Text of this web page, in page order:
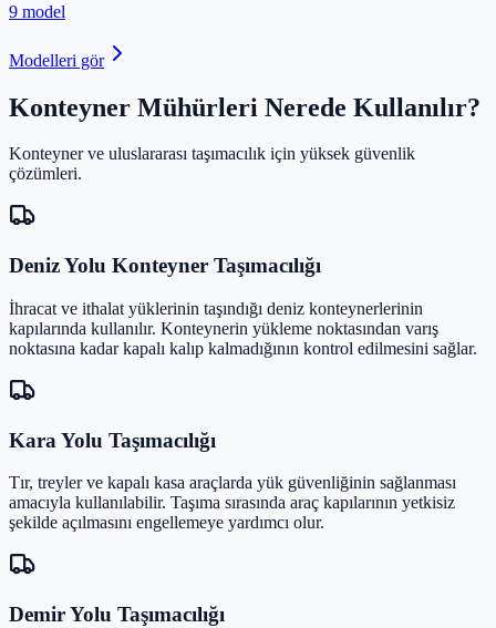
9 model
Modelleri gör
Konteyner Mühürleri Nerede Kullanılır?
Konteyner ve uluslararası taşımacılık için yüksek güvenlik
çözümleri.
Deniz Yolu Konteyner Taşımacılığı
İhracat ve ithalat yüklerinin taşındığı deniz konteynerlerinin
kapılarında kullanılır. Konteynerin yükleme noktasından varış
noktasına kadar kapalı kalıp kalmadığının kontrol edilmesini sağlar.
Kara Yolu Taşımacılığı
Tır, treyler ve kapalı kasa araçlarda yük güvenliğinin sağlanması
amacıyla kullanılabilir. Taşıma sırasında araç kapılarının yetkisiz
şekilde açılmasını engellemeye yardımcı olur.
Demir Yolu Taşımacılığı